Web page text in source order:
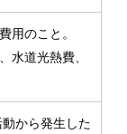
用のこと。
水道光熱費、
から発生した